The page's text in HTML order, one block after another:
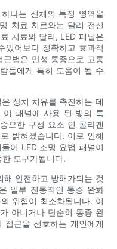
나는 신체의 특정 영역을
치료 치료와는 달리 전신
치료와 달리, LED 패널은
있어보다 정확하고 효과적
법은 만성 통증으로 고통
들에게 특히 도움이 될 수
상처 치유를 촉진하는 데
이 패널에 사용 된 빛의 특
요한 구성 요소 인 콜라겐
밝혀졌습니다. 이로 인해
어 LED 조명 요법 패널이
도구가됩니다.
해 안전하고 방해가되는 것
일부 전통적인 통증 완화
위험이 최소화됩니다. 이
아니거나 단순히 통증 완
근을 선호하는 개인에게